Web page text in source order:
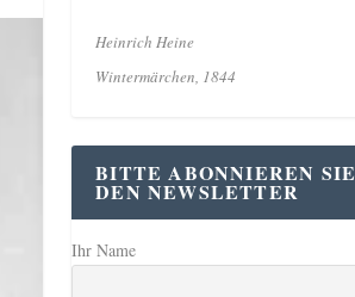
Heinrich Heine
Wintermärchen, 1844
BITTE ABONNIEREN SIE
DEN NEWSLETTER
Ihr Name